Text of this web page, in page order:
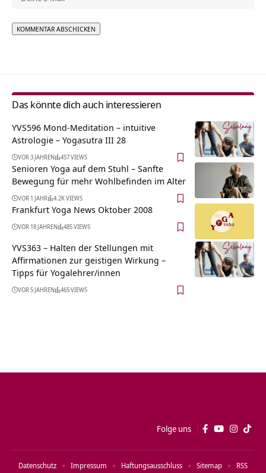
Das könnte dich auch interessieren
YVS596 Mond-Meditation – intuitive
Astrologie – Yogasutra III 28
VOR 3 JAHREN 457 VIEWS
Senioren Yoga auf dem Stuhl – Sanfte
Bewegung für mehr Wohlbefinden im Alter
VOR 1 JAHR 4.2K VIEWS
Frankfurt Yoga News Oktober 2008
VOR 18 JAHREN 485 VIEWS
YVS363 – Halten der Stellungen mit
Affirmationen zur geistigen Wirkung –
Tipps für Yogalehrer/innen
VOR 5 JAHREN 465 VIEWS
Folge uns
Datenschutz Impressum Haftungsausschluss Sitemap RSS